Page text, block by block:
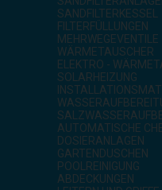
SANDFILTERKESSEL
FILTERFÜLLUNGEN
MEHRWEGEVENTILE
WÄRMETAUSCHER
ELEKTRO -
SOLARHEIZUNG
AUTOMATISCHE
DOSIERANLAGEN
GARTENDUSCHEN
POOLREINIGUNG
ABDECKUNGEN